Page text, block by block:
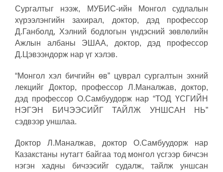
Сургалтыг нээж, МУБИС-ийн Монгол судлалын
хүрээлэнгийн захирал, доктор, дэд профессор
Д.Ганболд, Хэлний бодлогын үндэсний зөвлөлийн
Ажлын албаны ЭШАА, доктор, дэд профессор
Д.Цэвээндорж нар үг хэлэв.
“Монгол хэл бичгийн өв” цуврал сургалтын эхний
лекцийг Доктор, профессор Л.Маналжав, доктор,
дэд профессор О.Самбуудорж нар “ТОД ҮСГИЙН
НЭГЭН БИЧЭЭСИЙГ ТАЙЛЖ УНШСАН НЬ”
сэдвээр уншлаа.
Доктор Л.Маналжав, доктор О.Самбуудорж нар
Казакстаны нутагт байгаа тод монгол үсгээр бичсэн
нэгэн хадны бичээсийг судалж, тайлж уншсан